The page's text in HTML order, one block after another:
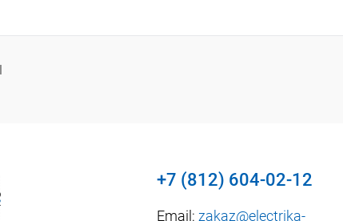
+7 (812) 604-02-12
Email: zakaz@electrika-